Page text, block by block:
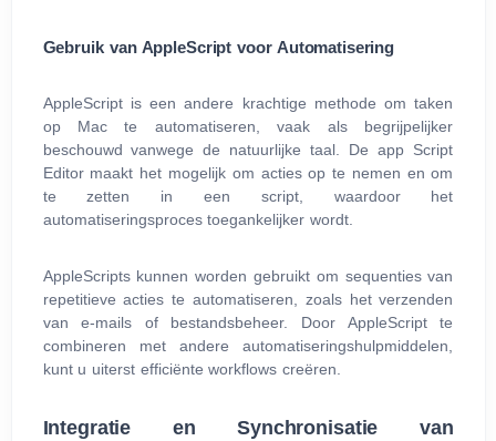
Gebruik van AppleScript voor Automatisering
AppleScript is een andere krachtige methode om taken
op Mac te automatiseren, vaak als begrijpelijker
beschouwd vanwege de natuurlijke taal. De app Script
Editor maakt het mogelijk om acties op te nemen en om
te zetten in een script, waardoor het
automatiseringsproces toegankelijker wordt.
AppleScripts kunnen worden gebruikt om sequenties van
repetitieve acties te automatiseren, zoals het verzenden
van e-mails of bestandsbeheer. Door AppleScript te
combineren met andere automatiseringshulpmiddelen,
kunt u uiterst efficiënte workflows creëren.
Integratie en Synchronisatie van